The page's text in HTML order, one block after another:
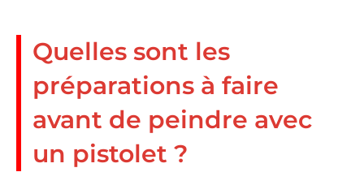
Quelles sont les
préparations à faire
avant de peindre avec
un pistolet ?